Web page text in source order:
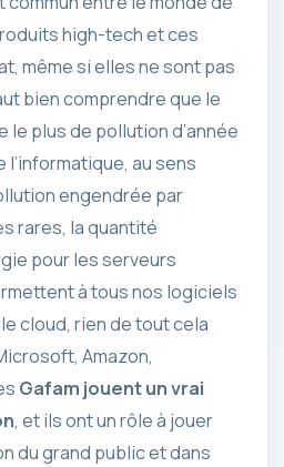
high-tech et ces
même si elles ne sont pas
bien comprendre que le
plus de pollution d’année
au sens
engendrée par
rares, la quantité
pour les serveurs
à tous nos logiciels
cloud, rien de tout cela
Amazon,
Gafam jouent un vrai
, et ils ont un rôle à jouer
du grand public et dans